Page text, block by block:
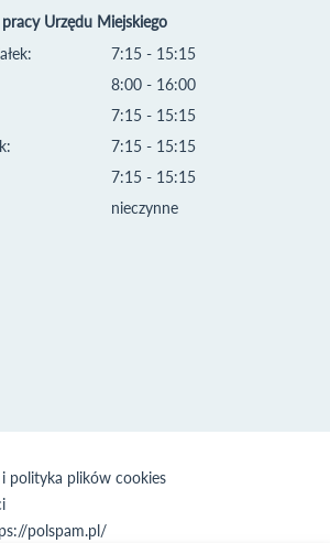
Urzędu Miejskiego
7:15 - 15:15
8:00 - 16:00
7:15 - 15:15
7:15 - 15:15
7:15 - 15:15
nieczynne
polityka plików cookies
polspam.pl/